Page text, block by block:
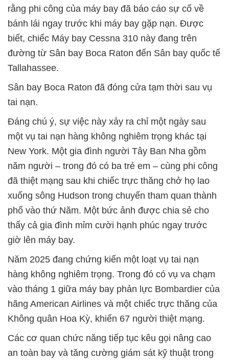
rằng phi công của máy bay đã báo cáo sự cố về
bánh lái ngay trước khi máy bay gặp nạn. Được
biết, chiếc Máy bay Cessna 310 này đang trên
đường từ Sân bay Boca Raton đến Sân bay quốc tế
Tallahassee.
Sân bay Boca Raton đã đóng cửa tạm thời sau vụ
tai nạn.
Đáng chú ý, sự việc này xảy ra chỉ một ngày sau
một vụ tai nạn hàng không nghiêm trọng khác tại
New York. Một gia đình người Tây Ban Nha gồm
năm người – trong đó có ba trẻ em – cùng phi công
đã thiệt mạng sau khi chiếc trực thăng chở họ lao
xuống sông Hudson trong chuyến tham quan thành
phố vào thứ Năm. Một bức ảnh được chia sẻ cho
thấy cả gia đình mỉm cười hạnh phúc ngay trước
giờ lên máy bay.
Năm 2025 đang chứng kiến một loạt vụ tai nạn
hàng không nghiêm trọng. Trong đó có vụ va chạm
vào tháng 1 giữa máy bay phản lực Bombardier của
hãng American Airlines và một chiếc trực thăng của
Không quân Hoa Kỳ, khiến 67 người thiệt mạng.
Các cơ quan chức năng tiếp tục kêu gọi nâng cao
an toàn bay và tăng cường giám sát kỹ thuật trong